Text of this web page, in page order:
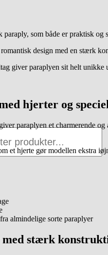
som både er praktisk
design med en stærk
giver paraplyen sit helt
hjerter og
paraplyen et charmerende
et hjerte gør modellen ekstra
almindelige sorte paraplyer
stærk